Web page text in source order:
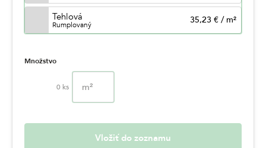
Tehlová
Rumplovaný 35,23 € / m²
Množstvo
0 ks m²
Vložiť do zoznamu